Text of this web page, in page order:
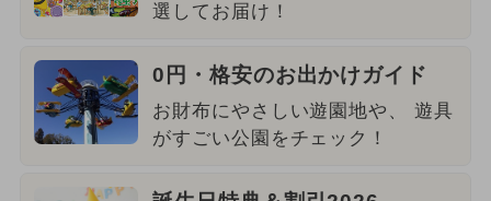
選してお届け！
0円・格安のお出かけガイド
お財布にやさしい遊園地や、 遊具
がすごい公園をチェック！